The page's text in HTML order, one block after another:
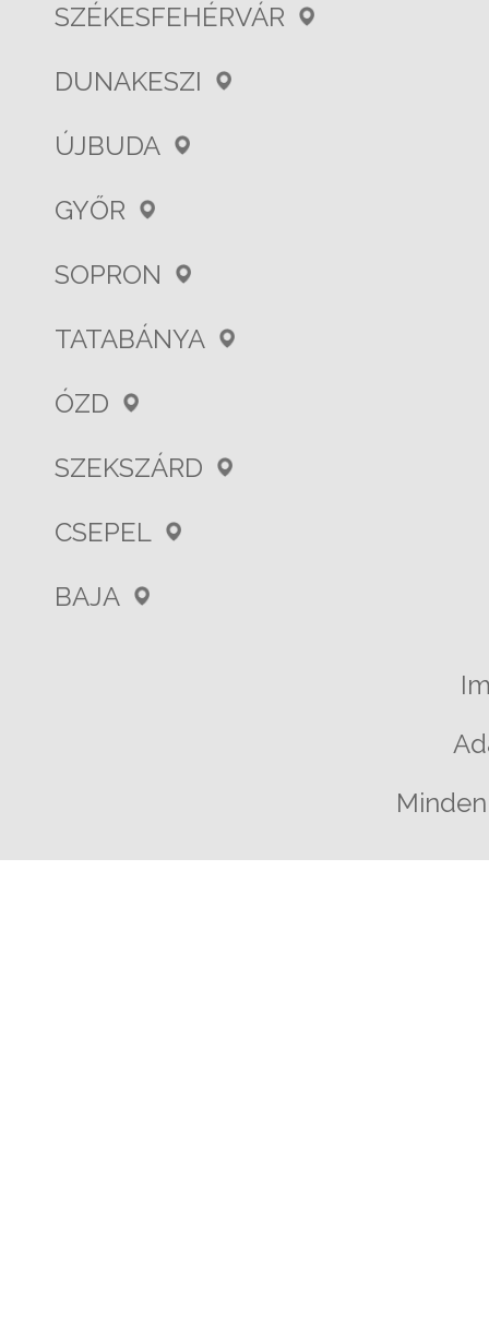
SZÉKESFEHÉRVÁR
DUNAKESZI
ÚJBUDA
GYŐR
SOPRON
TATABÁNYA
ÓZD
SZEKSZÁRD
CSEPEL
BAJA